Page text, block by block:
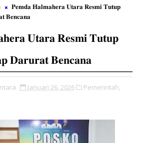
𝐏𝐞𝐦𝐝𝐚 𝐇𝐚𝐥𝐦𝐚𝐡𝐞𝐫𝐚 𝐔𝐭𝐚𝐫𝐚 𝐑𝐞𝐬𝐦𝐢 𝐓𝐮𝐭𝐮𝐩
𝐁𝐞𝐧𝐜𝐚𝐧𝐚
𝐔𝐭𝐚𝐫𝐚 𝐑𝐞𝐬𝐦𝐢 𝐓𝐮𝐭𝐮𝐩
𝐃𝐚𝐫𝐮𝐫𝐚𝐭 𝐁𝐞𝐧𝐜𝐚𝐧𝐚
Januari 26, 2026 Pemerintah,